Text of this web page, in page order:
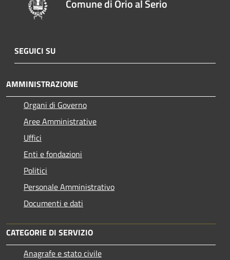
Comune di Orio al Serio
SEGUICI SU
AMMINISTRAZIONE
Organi di Governo
Aree Amministrative
Uffici
Enti e fondazioni
Politici
Personale Amministrativo
Documenti e dati
CATEGORIE DI SERVIZIO
Anagrafe e stato civile